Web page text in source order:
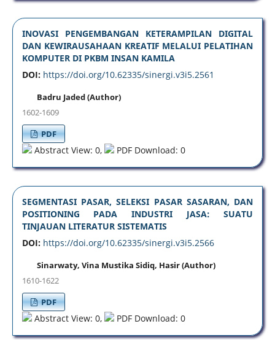
INOVASI PENGEMBANGAN KETERAMPILAN DIGITAL
DAN KEWIRAUSAHAAN KREATIF MELALUI PELATIHAN
KOMPUTER DI PKBM INSAN KAMILA
DOI: https://doi.org/10.62335/sinergi.v3i5.2561
Badru Jaded (Author)
1602-1609
PDF
Abstract View: 0, PDF Download: 0
SEGMENTASI PASAR, SELEKSI PASAR SASARAN, DAN
POSITIONING PADA INDUSTRI JASA: SUATU
TINJAUAN LITERATUR SISTEMATIS
DOI: https://doi.org/10.62335/sinergi.v3i5.2566
Sinarwaty, Vina Mustika Sidiq, Hasir (Author)
1610-1622
PDF
Abstract View: 0, PDF Download: 0